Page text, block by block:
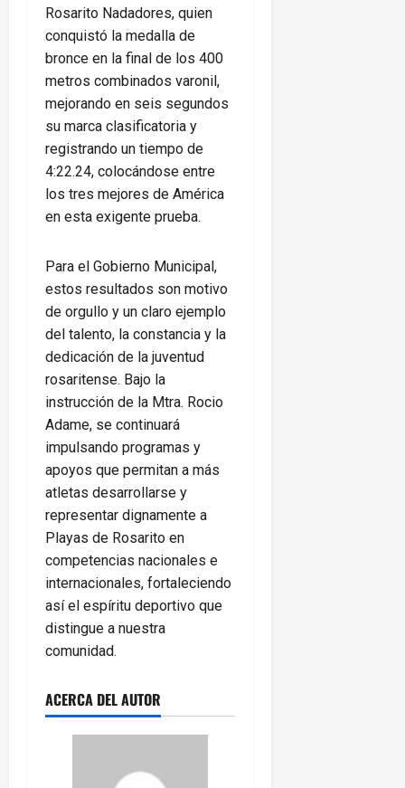
Rosarito Nadadores, quien
conquistó la medalla de
bronce en la final de los 400
metros combinados varonil,
mejorando en seis segundos
su marca clasificatoria y
registrando un tiempo de
4:22.24, colocándose entre
los tres mejores de América
en esta exigente prueba.
Para el Gobierno Municipal,
estos resultados son motivo
de orgullo y un claro ejemplo
del talento, la constancia y la
dedicación de la juventud
rosaritense. Bajo la
instrucción de la Mtra. Rocio
Adame, se continuará
impulsando programas y
apoyos que permitan a más
atletas desarrollarse y
representar dignamente a
Playas de Rosarito en
competencias nacionales e
internacionales, fortaleciendo
así el espíritu deportivo que
distingue a nuestra
comunidad.
ACERCA DEL AUTOR